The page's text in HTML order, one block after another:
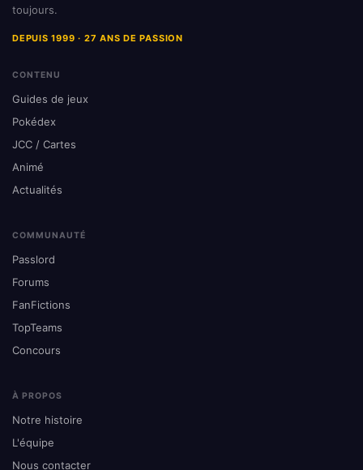
toujours.
DEPUIS 1999 · 27 ANS DE PASSION
CONTENU
Guides de jeux
Pokédex
JCC / Cartes
Animé
Actualités
COMMUNAUTÉ
Passlord
Forums
FanFictions
TopTeams
Concours
À PROPOS
Notre histoire
L'équipe
Nous contacter